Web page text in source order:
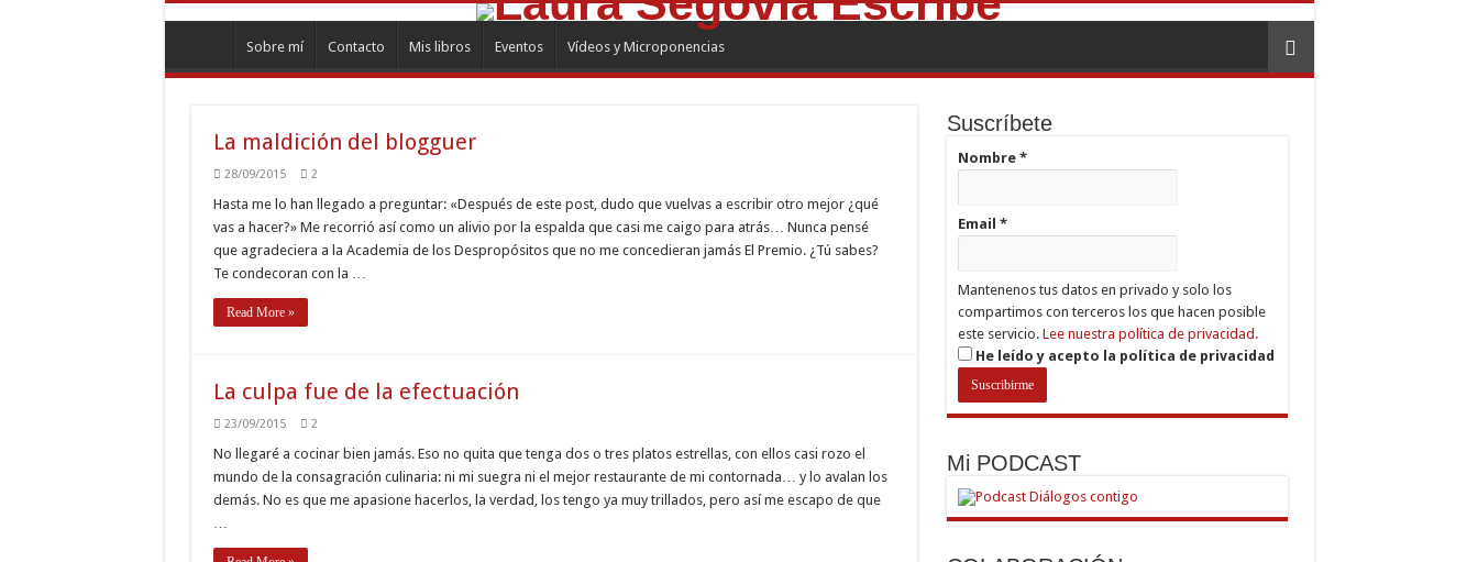
Sobre mí Contacto Mis libros Eventos Vídeos y Microponencias
La maldición del blogguer
28/09/2015 2
Hasta me lo han llegado a preguntar: «Después de este post, dudo que vuelvas a escribir otro mejor ¿qué
vas a hacer?» Me recorrió así como un alivio por la espalda que casi me caigo para atrás… Nunca pensé
que agradeciera a la Academia de los Despropósitos que no me concedieran jamás El Premio. ¿Tú sabes?
Te condecoran con la …
Read More »
La culpa fue de la efectuación
23/09/2015 2
No llegaré a cocinar bien jamás. Eso no quita que tenga dos o tres platos estrellas, con ellos casi rozo el
mundo de la consagración culinaria: ni mi suegra ni el mejor restaurante de mi contornada… y lo avalan los
demás. No es que me apasione hacerlos, la verdad, los tengo ya muy trillados, pero así me escapo de que
…
Suscríbete
Nombre *
Email *
Mantenenos tus datos en privado y solo los
compartimos con terceros los que hacen posible
este servicio. Lee nuestra política de privacidad.
He leído y acepto la política de privacidad
Mi PODCAST